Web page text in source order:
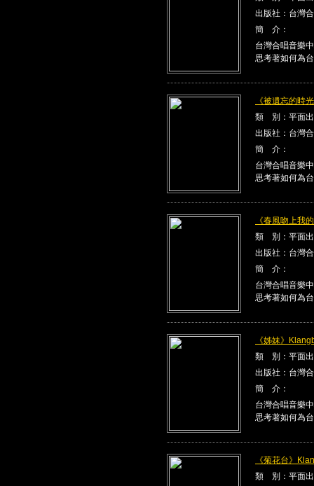
出版社：台灣
簡 介：
台灣合唱音樂
思考著如何為
《被遺忘的時
類 別：平面
出版社：台灣
簡 介：
台灣合唱音樂
思考著如何為
《春風吻上我
類 別：平面
出版社：台灣
簡 介：
台灣合唱音樂
思考著如何為
《姊妹》
類 別：平面
出版社：台灣
簡 介：
台灣合唱音樂
思考著如何為
《菊花台》
類 別：平面